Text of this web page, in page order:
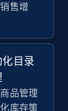
售增
化目录
品管理
库存策